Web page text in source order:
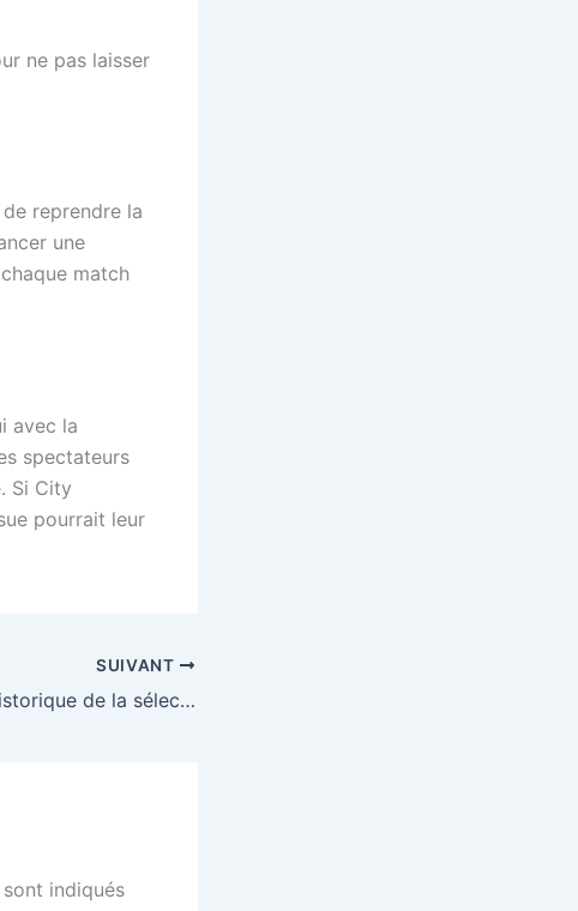
ne pas laisser
reprendre la
une
match
avec la
spectateurs
Si City
pourrait leur
SUIVANT
L’ascension historique de la sélection malienne masculine
indiqués